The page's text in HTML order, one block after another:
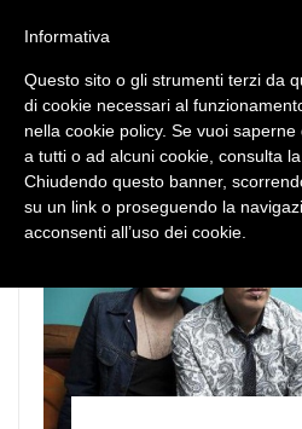
Informativa
Questo sito o gli strumenti terzi da
di cookie necessari al
nella cookie policy. Se vuoi
a tutti o ad alcuni cookie, consulta la
Chiudendo questo banner,
su un link o proseguendo la
acconsenti all’uso dei cookie.